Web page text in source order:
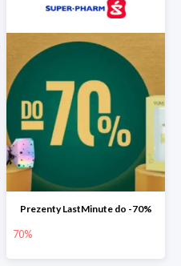
Prezenty LastMinute do -70%
70%